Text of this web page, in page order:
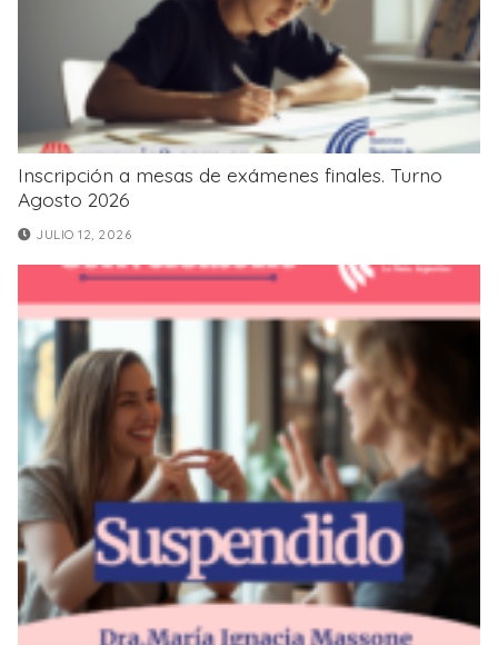
Inscripción a mesas de exámenes finales. Turno
Agosto 2026
JULIO 12, 2026